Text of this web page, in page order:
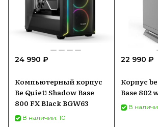
24 990 ₽
Компьютерный корпус
Be Quiet! Shadow Base
800 FX Black BGW63
В наличии: 10
22 990 ₽
Корпус
Base 802
В